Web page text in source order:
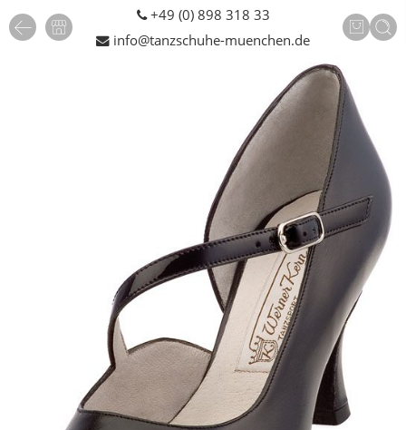
+49 (0) 898 318 33
info@tanzschuhe-muenchen.de